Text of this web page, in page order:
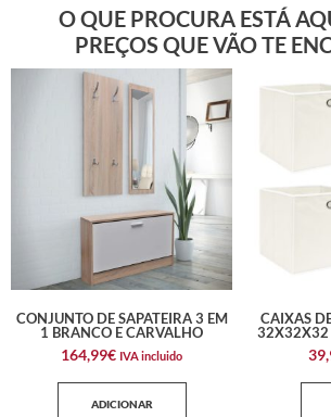
O QUE PROCURA ESTÁ
PREÇOS QUE VÃO TE
CONJUNTO DE SAPATEIRA 3 EM
1 BRANCO E CARVALHO
164,99€ IVA incluido
ADICIONAR
CAIXAS
32X32X32